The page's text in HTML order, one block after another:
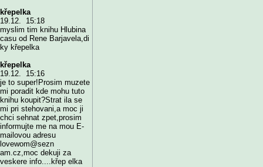
křepelka
19.12. 15:18
myslim tim knihu Hlubina
casu od Rene Barjavela,di
ky křepelka
křepelka
19.12. 15:16
je to super!Prosim muzete
mi poradit kde mohu tuto
knihu koupit?Strat ila se
mi pri stehovani,a moc ji
chci sehnat zpet,prosim
informujte me na mou E-
mailovou adresu
lovewom@sezn
am.cz,moc dekuji za
veskere info....křep elka